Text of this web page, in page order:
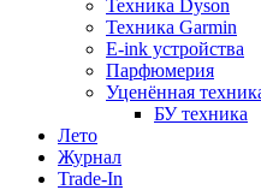
Техника Dyson
Техника Garmin
E-ink устройства
Парфюмерия
Уценённая
БУ техника
Лето
Журнал
Trade-In